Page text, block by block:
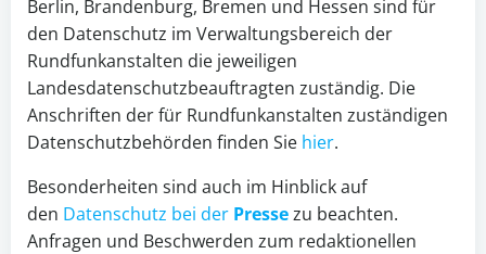
Berlin, Brandenburg, Bremen und Hessen sind für
den Datenschutz im Verwaltungsbereich der
Rundfunkanstalten die jeweiligen
Landesdatenschutzbeauftragten zuständig. Die
Anschriften der für Rundfunkanstalten zuständigen
Datenschutzbehörden finden Sie hier.
Besonderheiten sind auch im Hinblick auf
den Datenschutz bei der Pressezu beachten.
Anfragen und Beschwerden zum redaktionellen